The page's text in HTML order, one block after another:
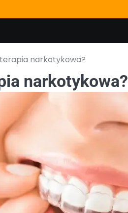
narkotykowa?
narkotykowa?